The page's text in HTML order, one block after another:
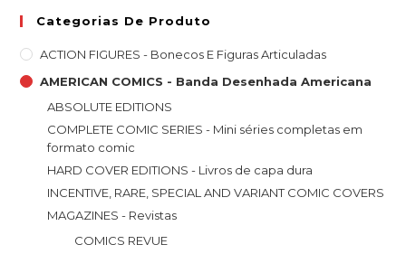
Categorias De Produto
ACTION FIGURES - Bonecos E Figuras Articuladas
AMERICAN COMICS - Banda Desenhada Americana
ABSOLUTE EDITIONS
COMPLETE COMIC SERIES - Mini séries completas em
formato comic
HARD COVER EDITIONS - Livros de capa dura
INCENTIVE, RARE, SPECIAL AND VARIANT COMIC COVERS
MAGAZINES - Revistas
COMICS REVUE